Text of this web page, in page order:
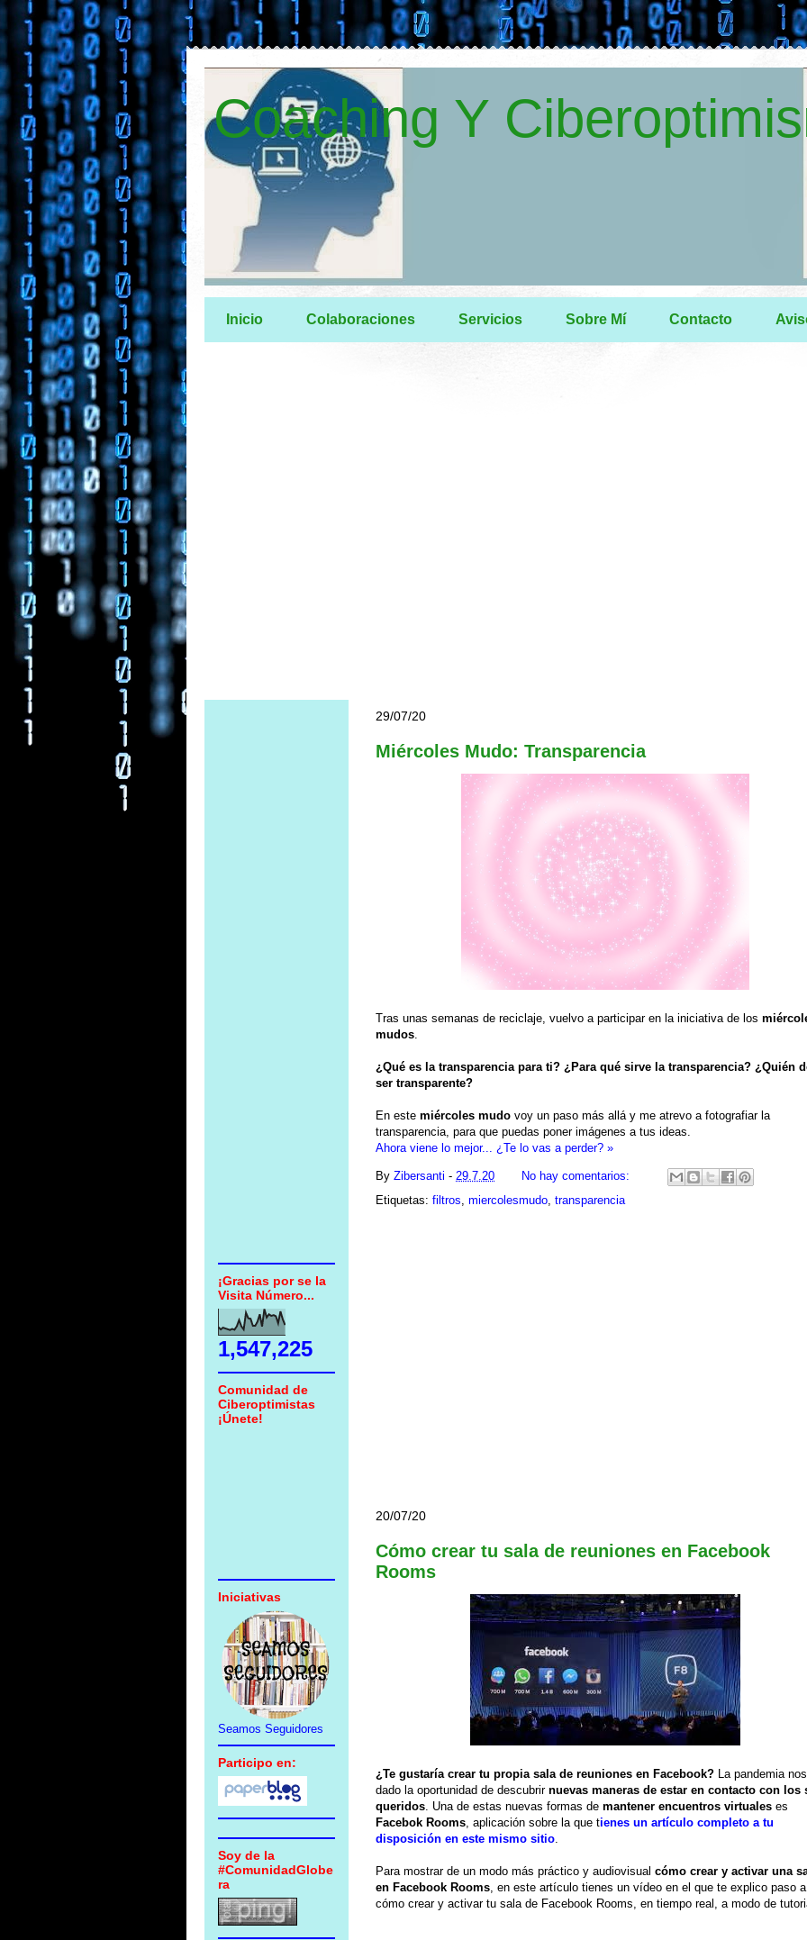
Coaching Y
Inicio Colaboraciones Servicios Sobre Mí Contacto
29/07/20
Miércoles Mudo: Transparencia
Tras unas semanas de reciclaje, vuelvo a participar en la iniciativa de los
mudos.
¿Qué es la transparencia para ti? ¿Para qué sirve la transparencia? ¿Quién
ser transparente?
En este miércoles mudo voy un paso más allá y me atrevo a fotografiar la
transparencia, para que puedas poner imágenes a tus ideas.
Ahora viene lo mejor... ¿Te lo vas a perder? »
By Zibersanti - 29.7.20
No hay comentarios:
Etiquetas: filtros, miercolesmudo, transparencia
20/07/20
Cómo crear tu sala de reuniones en Facebook
Rooms
¿Te gustaría crear tu propia sala de reuniones en Facebook? La pandemia
dado la oportunidad de descubrir nuevas maneras de estar en contacto con los
queridos. Una de estas nuevas formas de mantener encuentros virtuales es
Facebok Rooms, aplicación sobre la que tienes un artículo completo a tu
disposición en este mismo sitio.
Para mostrar de un modo más práctico y audiovisual cómo crear y activar una
en Facebook Rooms, en este artículo tienes un vídeo en el que te explico paso
cómo crear y activar tu sala de Facebook Rooms, en tiempo real, a modo de
¡Gracias por se la
Visita Número...
1,547,225
Comunidad de
Ciberoptimistas
¡Únete!
Iniciativas
Seamos Seguidores
Participo en:
Soy de la
#ComunidadGlobe
ra